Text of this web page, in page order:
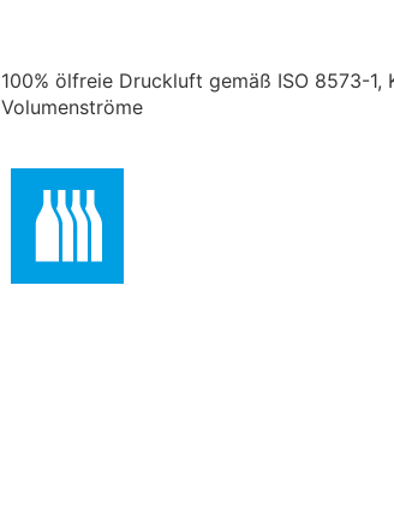
100% ölfreie Druckluft gemäß ISO 8573-1,
Volumenströme